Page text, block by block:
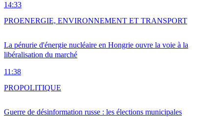
14:33
La pénurie d'énergie nucléaire en Hongrie ouvre la voie à la
libéralisation du marché
11:38
PROENERGIE, ENVIRONNEMENT ET TRANSPORT
Guerre de désinformation russe : les élections municipales
PROPOLITIQUE